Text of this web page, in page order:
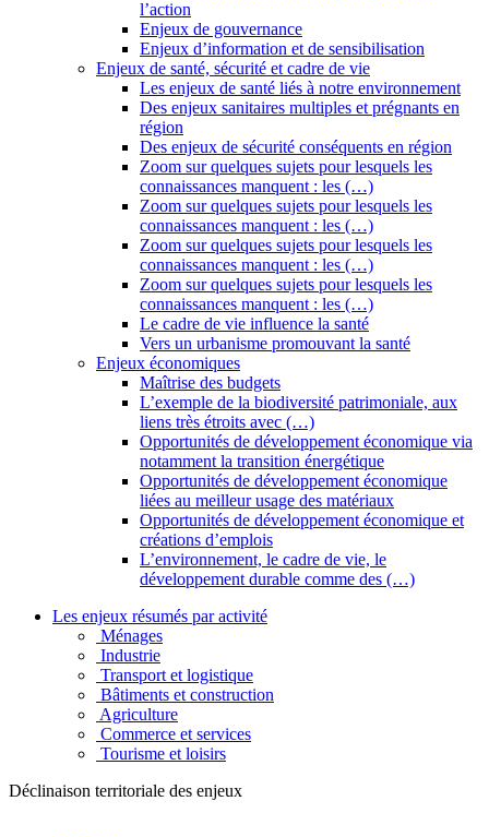
l’action
Enjeux de gouvernance
Enjeux d’information et de sensibilisation
Enjeux de santé, sécurité et cadre de vie
Les enjeux de santé liés à notre environnement
Des enjeux sanitaires multiples et prégnants en
région
Des enjeux de sécurité conséquents en région
Zoom sur quelques sujets pour lesquels les
connaissances manquent : les (…)
Zoom sur quelques sujets pour lesquels les
connaissances manquent : les (…)
Zoom sur quelques sujets pour lesquels les
connaissances manquent : les (…)
Zoom sur quelques sujets pour lesquels les
connaissances manquent : les (…)
Le cadre de vie influence la santé
Vers un urbanisme promouvant la santé
Enjeux économiques
Maîtrise des budgets
L’exemple de la biodiversité patrimoniale, aux
liens très étroits avec (…)
Opportunités de développement économique via
notamment la transition énergétique
Opportunités de développement économique
liées au meilleur usage des matériaux
Opportunités de développement économique et
créations d’emplois
L’environnement, le cadre de vie, le
développement durable comme des (…)
Les enjeux résumés par activité
Ménages
Industrie
Transport et logistique
Bâtiments et construction
Agriculture
Commerce et services
Tourisme et loisirs
Déclinaison territoriale des enjeux